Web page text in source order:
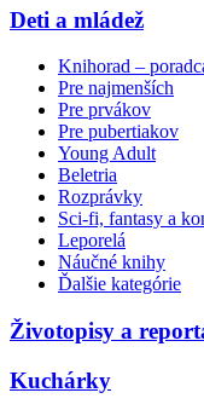
Deti a mládež
Knihorad –
Pre najmenších
Pre prvákov
Pre pubertiakov
Young Adult
Beletria
Rozprávky
Sci-fi, fantasy a
Leporelá
Náučné knihy
Ďalšie kategórie
Životopisy a
Kuchárky